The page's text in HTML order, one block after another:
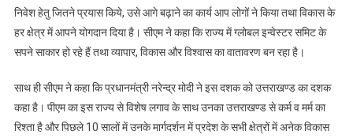
निवेश हेतु जितने प्रयास किये, उसे आगे बढ़ाने का कार्य आप लोगों ने किया तथा विकास के
हर क्षेत्र में आपने योगदान दिया है। सीएम ने कहा कि राज्य में ग्लोबल इन्वेस्टर समिट के
सपने साकार हो रहे हैं तथा व्यापार, विकास और विश्वास का वातावरण बन रहा है।
साथ ही सीएम ने कहा कि प्रधानमंत्री नरेन्द्र मोदी ने इस दशक को उत्तराखण्ड का दशक
कहा है। पीएम का इस राज्य से विशेष लगाव के साथ उनका उत्तराखण्ड से कर्म व मर्म का
रिश्ता है और पिछले 10 सालों में उनके मार्गदर्शन में प्रदेश के सभी क्षेत्रों में अनेक विकास